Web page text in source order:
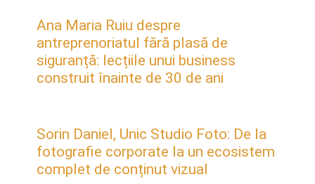
Ana Maria Ruiu despre
antreprenoriatul fără plasă de
siguranță: lecțiile unui business
construit înainte de 30 de ani
Sorin Daniel, Unic Studio Foto: De la
fotografie corporate la un ecosistem
complet de conținut vizual